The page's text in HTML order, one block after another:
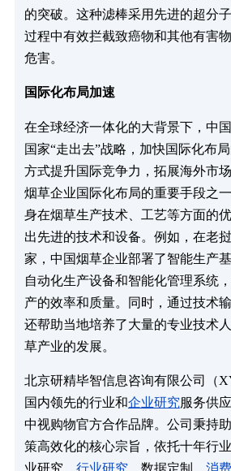
的突破。这种滤棒采用先进的超分
过程中有效拦截致癌物和其他有害
危害。
国际化布局加速
在全球经济一体化的大背景下，中
国家“走出去”战略，加快国际化布
方式提升国际竞争力，拓展海外市
烟草企业国际化布局的重要手段之
身在烟草生产技术、工艺等方面的
出先进的技术和设备。例如，在老
家，中国烟草企业部署了智能生产
自动化生产设备和智能化管理系统
产的效率和质量。同时，通过技术
还帮助当地培养了大量的专业技术
草产业的发展。
北京研精毕智信息咨询有限公司（
国内领先的行业和企业研究服务供
中视购物官方合作品牌。公司秉持
策高效化的核心宗旨，依托十年行